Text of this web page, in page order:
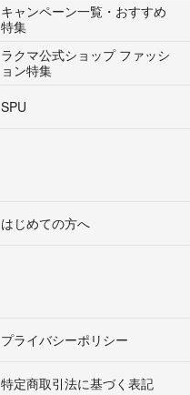
キャンペーン一覧・おすすめ
特集
ラクマ公式ショップ ファッシ
ョン特集
SPU
はじめての方へ
プライバシーポリシー
特定商取引法に基づく表記